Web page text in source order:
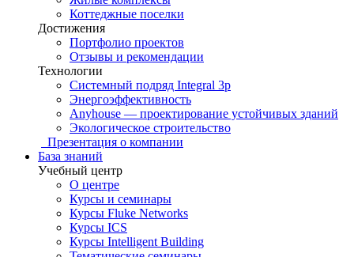
Коттеджные поселки
Достижения
Портфолио проектов
Отзывы и рекомендации
Технологии
Системный подряд Integral 3p
Энергоэффективность
Anyhouse — проектирование устойчивых зданий
Экологическое строительство
Презентация о компании
База знаний
Учебный центр
О центре
Курсы и семинары
Курсы Fluke Networks
Курсы ICS
Курсы Intelligent Building